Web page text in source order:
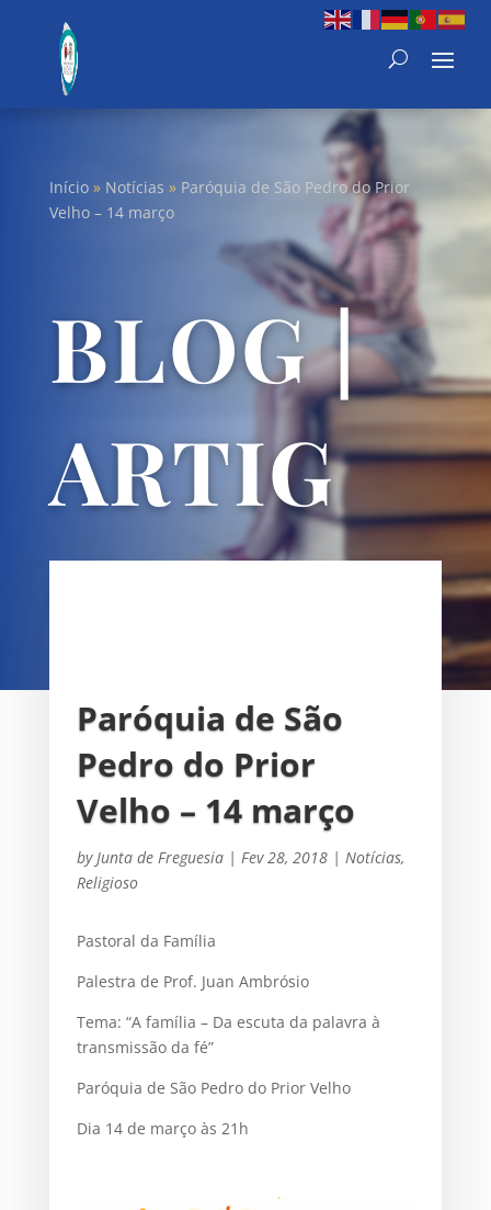
Início» Notícias » Paróquia de São Pedro do Prior
Velho – 14 março
BLOG |
ARTIG
OS
Paróquia de São
Pedro do Prior
Velho – 14 março
by Junta de Freguesia| Fev 28, 2018| Notícias,
Religioso
Pastoral da Família
Palestra de Prof. Juan Ambrósio
Tema: “A família – Da escuta da palavra à
transmissão da fé”
Paróquia de São Pedro do Prior Velho
Dia 14 de março às 21h